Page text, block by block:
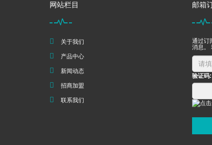
网站栏目
关于我们
产品中心
新闻动态
招商加盟
联系我们
邮箱
通过订
消息。
验证码: